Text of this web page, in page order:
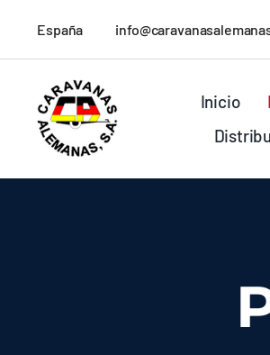
España
Inicio